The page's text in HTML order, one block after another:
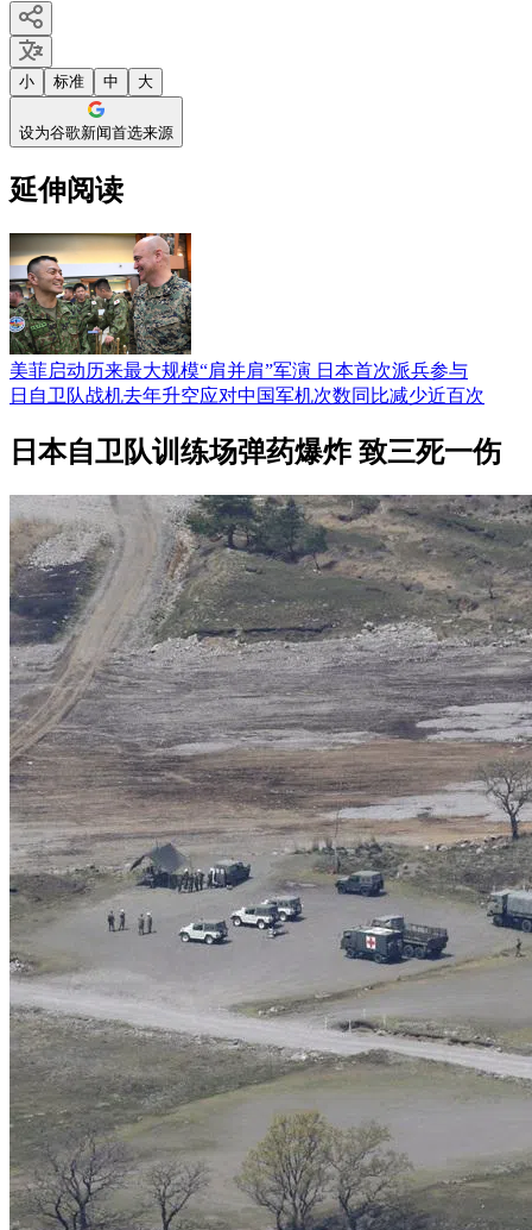
小 标准 中 大
设为谷歌新闻首选来源
延伸阅读
美菲启动历来最大规模“肩并肩”军演 日本首次派兵参与
日自卫队战机去年升空应对中国军机次数同比减少近百次
日本自卫队训练场弹药爆炸 致三死一伤